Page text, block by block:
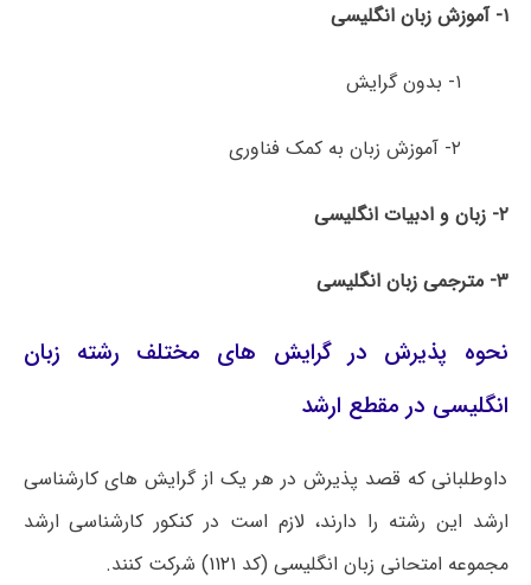
۱- آموزش زبان انگلیسی
۱- بدون گرایش
۲- آموزش زبان به کمک فناوری
۲- زبان و ادبیات انگلیسی
۳- مترجمی زبان انگلیسی
نحوه پذیرش در گرایش های مختلف رشته زبان
انگلیسی در مقطع ارشد
داوطلبانی که قصد پذیرش در هر یک از گرایش های کارشناسی
ارشد این رشته را دارند، لازم است در کنکور کارشناسی ارشد
مجموعه امتحانی زبان انگلیسی (کد ۱۱۲۱) شرکت کنند.